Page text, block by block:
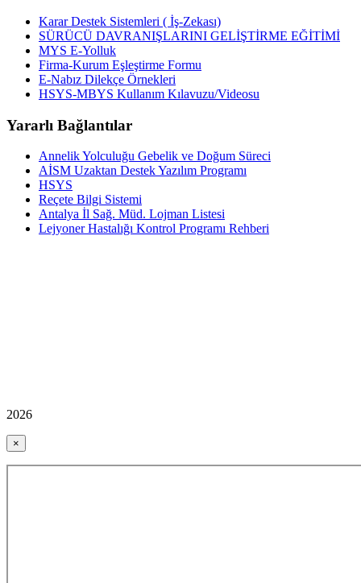
Karar Destek Sistemleri ( İş-Zekası)
SÜRÜCÜ DAVRANIŞLARINI GELİŞTİRME EĞİTİMİ
MYS E-Yolluk
Firma-Kurum Eşleştirme Formu
E-Nabız Dilekçe Örnekleri
HSYS-MBYS Kullanım Kılavuzu/Videosu
Yararlı Bağlantılar
Annelik Yolculuğu Gebelik ve Doğum Süreci
AİSM Uzaktan Destek Yazılım Programı
HSYS
Reçete Bilgi Sistemi
Antalya İl Sağ. Müd. Lojman Listesi
Lejyoner Hastalığı Kontrol Programı Rehberi
2026
×